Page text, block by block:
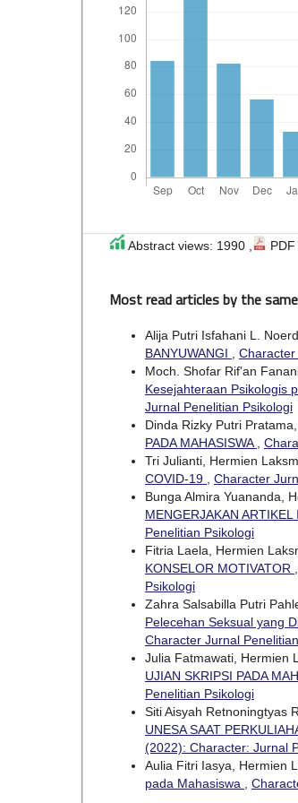
Abstract views: 1990 ,
Most read articles by the
Alija Putri Isfahani L.
BANYUWANGI
Moch. Shofar Rif'an
Kesejahteraan Psikologis
Jurnal Penelitian Psikologi
Dinda Rizky Putri
PADA MAHASISWA
Tri Julianti, Hermien
COVID-19
Character
Bunga Almira Yuananda,
MENGERJAKAN ARTIKEL
Penelitian Psikologi
Fitria Laela, Hermien
KONSELOR MOTIVATOR
Psikologi
Zahra Salsabilla Putri
Pelecehan Seksual yang
Character Jurnal
Julia Fatmawati, Hermien
UJIAN SKRIPSI PADA
Penelitian Psikologi
Siti Aisyah Retnoningtyas
UNESA SAAT
(2022): Character: Jurnal
Aulia Fitri Iasya, Hermien
pada Mahasiswa